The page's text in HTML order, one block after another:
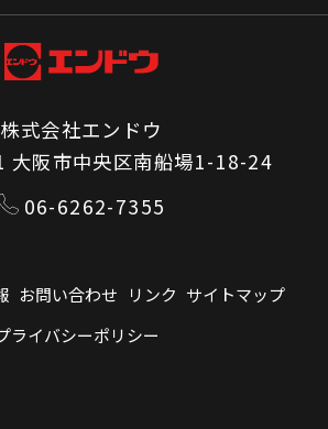
お問い合わせ リンク サイトマップ
ライバシーポリシー
株式会社エンドウ
大阪市中央区南船場1-18-24
06-6262-7355